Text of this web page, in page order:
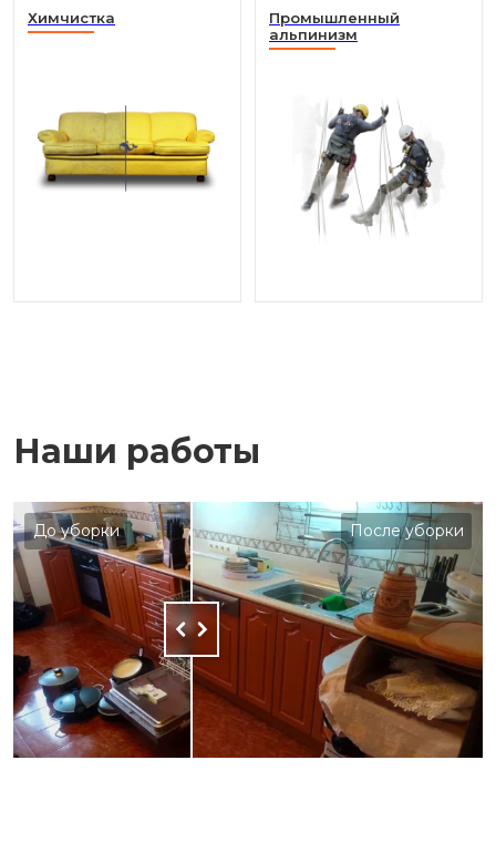
Химчистка
Промышленный
альпинизм
Наши работы
До уборки После уборки